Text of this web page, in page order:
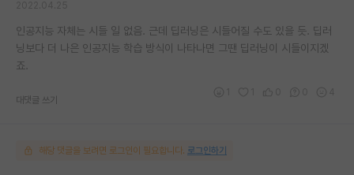
인공지능 자체는 시들 일 없음. 근데 딥러닝은 시들어질 수도 있을 듯. 딥러
닝보다 더 나은 인공지능 학습 방식이 나타나면 그땐 딥러닝이 시들이지겠
죠.
대댓글 쓰기
해당 댓글을 보려면 로그인이 필요합니다. 로그인하기